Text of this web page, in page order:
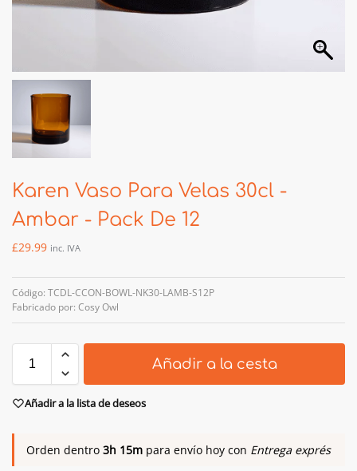
Karen Vaso Para Velas 30cl -
Ambar - Pack De 12
£29.99 inc. IVA
Código: TCDL-CCON-BOWL-NK30-LAMB-S12P
Fabricado por: Cosy Owl
Añadir a la cesta
Añadir a la lista de deseos
Orden dentro 3h 15m para envío hoy con Entrega exprés